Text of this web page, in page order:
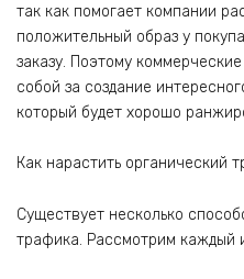
так как помогает компании
положительный образ у
заказу. Поэтому
собой за создание
который будет хорошо
Как нарастить органический
Существует несколько
трафика. Рассмотрим каждый